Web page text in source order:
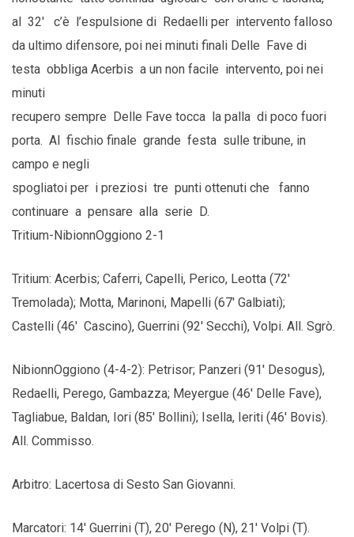
al 32′ c’è l’espulsione di Redaelli per intervento falloso
da ultimo difensore, poi nei minuti finali Delle Fave di
testa obbliga Acerbis a un non facile intervento, poi nei
minuti
recupero sempre Delle Fave tocca la palla di poco fuori
porta. Al fischio finale grande festa sulle tribune, in
campo e negli
spogliatoi per i preziosi tre punti ottenuti che fanno
continuare a pensare alla serie D.
Tritium-NibionnOggiono 2-1
Tritium: Acerbis; Caferri, Capelli, Perico, Leotta (72′
Tremolada); Motta, Marinoni, Mapelli (67′ Galbiati);
Castelli (46′ Cascino), Guerrini (92′ Secchi), Volpi. All. Sgrò.
NibionnOggiono (4-4-2): Petrisor; Panzeri (91′ Desogus),
Redaelli, Perego, Gambazza; Meyergue (46′ Delle Fave),
Tagliabue, Baldan, Iori (85′ Bollini); Isella, Ieriti (46′ Bovis).
All. Commisso.
Arbitro: Lacertosa di Sesto San Giovanni.
Marcatori: 14′ Guerrini (T), 20′ Perego (N), 21′ Volpi (T).